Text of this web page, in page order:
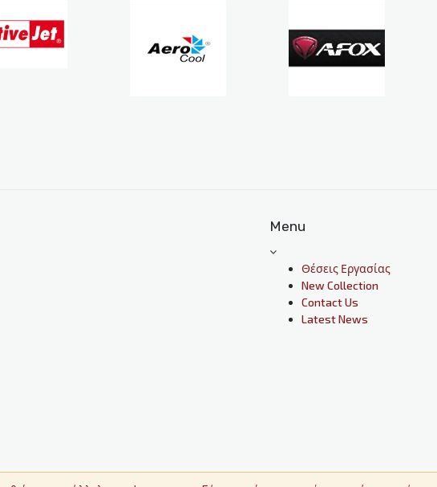
Menu
Θέσεις Εργασίας
New Collection
Contact Us
Latest News